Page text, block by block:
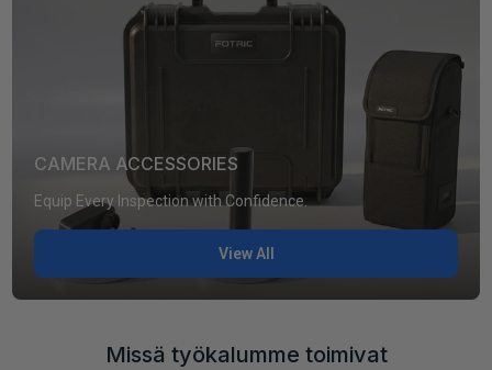
CAMERA ACCESSORIES
Equip Every Inspection with Confidence.
View All
Missä työkalumme toimivat